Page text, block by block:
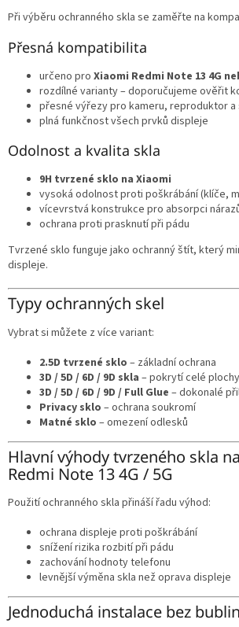
u
Při výběru ochranného skla se zaměřte na
Přesná kompatibilita
určeno pro Xiaomi Redmi Note 13 4G
rozdílné varianty – doporučujeme ověřit
přesné výřezy pro kameru, reproduktor
plná funkčnost všech prvků displeje
Odolnost a kvalita skla
9H tvrzené sklo na Xiaomi
vysoká odolnost proti poškrábání (klíče,
vícevrstvá konstrukce pro absorpci
ochrana proti prasknutí při pádu
Tvrzené sklo funguje jako ochranný štít, který
displeje.
Typy ochranných skel
Vybrat si můžete z více variant:
2.5D tvrzené sklo – základní ochrana
3D / 5D / 6D / 9D skla – pokrytí celé
3D / 5D / 6D / 9D / Full Glue – dokonalé
Privacy sklo – ochrana soukromí
Matné sklo – omezení odlesků
Hlavní výhody tvrzeného skla
Redmi Note 13 4G / 5G
Použití ochranného skla přináší řadu výhod:
ochrana displeje proti poškrábání
snížení rizika rozbití při pádu
zachování hodnoty telefonu
levnější výměna skla než oprava displeje
Jednoduchá instalace bez bublin